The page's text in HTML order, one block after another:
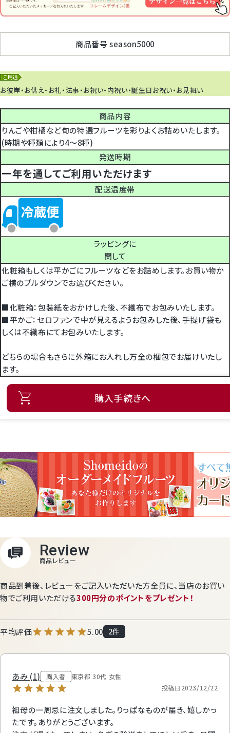
商品番号 season5000
お彼岸・お供え・お礼・法事・お祝い・内祝い・誕生日お祝い・お見舞い
商品内容
りんごや柑橘など旬の特選フルーツを彩りよくお詰めいたします。
(時期や種類により4～8種)
発送時期
一年を通してご利用いただけます
配送温度帯
ラッピングに
関して
化粧箱もしくは平かごにフルーツなどをお詰めします。お買い物か
ご横のプルダウンでお選びください。
■化粧箱：包装紙をおかけした後、不織布でお包みいたします。
■平かご：セロファンで中が見えるようお包みした後、手提げ袋も
しくは不織布にてお包みいたします。
どちらの場合もさらに外箱にお入れし万全の梱包でお届けいたし
ます。
購入手続きへ
商品到着後、レビューをご記入いただいた方全員に、当店のお買い
物でご利用いただける300円分のポイントをプレゼント！
5.00 2
あみ 1 購入者 東京都 30代 女性
投稿日 2023/12/22
祖母の一周忌に注文しました。りっぱなものが届き、嬉しかっ
たです。ありがとうございます。